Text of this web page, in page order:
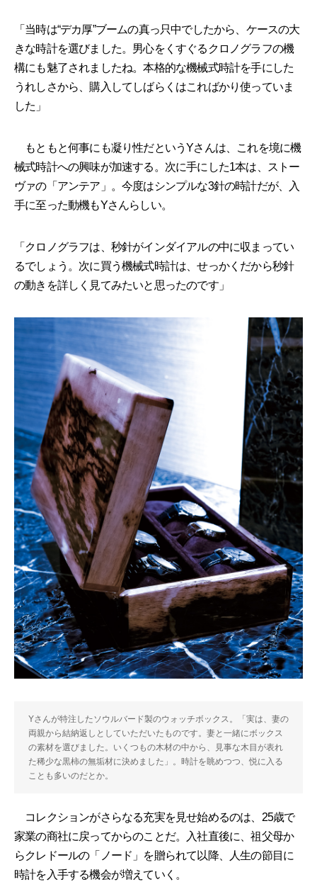
「当時は“デカ厚”ブームの真っ只中でしたから、ケースの大
きな時計を選びました。男心をくすぐるクロノグラフの機
構にも魅了されましたね。本格的な機械式時計を手にした
うれしさから、購入してしばらくはこればかり使っていま
した」
もともと何事にも凝り性だというYさんは、これを境に機
械式時計への興味が加速する。次に手にした1本は、ストー
ヴァの「アンテア」。今度はシンプルな3針の時計だが、入
手に至った動機もYさんらしい。
「クロノグラフは、秒針がインダイアルの中に収まってい
るでしょう。次に買う機械式時計は、せっかくだから秒針
の動きを詳しく見てみたいと思ったのです」
Yさんが特注したソウルバード製のウォッチボックス。「実は、妻の
両親から結納返しとしていただいたものです。妻と一緒にボックス
の素材を選びました。いくつもの木材の中から、見事な木目が表れ
た稀少な黒柿の無垢材に決めました」。時計を眺めつつ、悦に入る
ことも多いのだとか。
コレクションがさらなる充実を見せ始めるのは、25歳で
家業の商社に戻ってからのことだ。入社直後に、祖父母か
らクレドールの「ノード」を贈られて以降、人生の節目に
時計を入手する機会が増えていく。